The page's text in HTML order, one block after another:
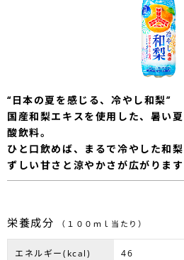
“日本の夏を感じる、冷やし和梨”
国産和梨エキスを使用した、暑い
酸飲料。
ひと口飲めば、まるで冷やした和
ずしい甘さと涼やかさが広がります
栄養成分 （１００ｍｌ当たり）
エネルギー(kcal) 46